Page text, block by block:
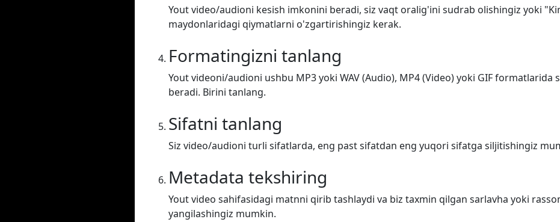
Yout video/audioni kesish imkonini beradi, siz vaqt oralig'ini sudrab olishingiz yoki
maydonlaridagi qiymatlarni o'zgartirishingiz kerak.
Formatingizni tanlang
Yout videoni/audioni ushbu MP3 yoki WAV (Audio), MP4 (Video) yoki GIF formatlarida
beradi. Birini tanlang.
Sifatni tanlang
Siz video/audioni turli sifatlarda, eng past sifatdan eng yuqori sifatga siljitishingiz
Metadata tekshiring
Yout video sahifasidagi matnni qirib tashlaydi va biz taxmin qilgan sarlavha yoki
yangilashingiz mumkin.